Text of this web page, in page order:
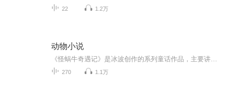
22 1.2万
动物小说
270 1.1万